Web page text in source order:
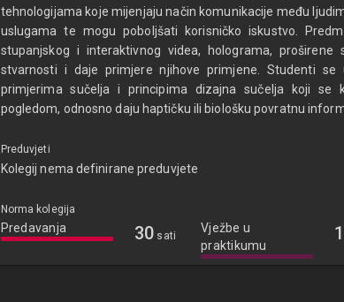
tehnologijama koje mijenjaju način komunikacije među
uslugama te mogu poboljšati korisničko iskustvo.
stupanjskog i interaktivnog videa, holograma, proširene
stvarnosti i daje primjere njihove primjene. Studenti se
primjerima sučelja i principima dizajna sučelja koji se
pogledom, odnosno daju haptičku ili biološku povratnu
Preduvjeti
Kolegij nema definirane preduvjete
Norma kolegija
Predavanja 30 sati
Vježbe u
praktikumu